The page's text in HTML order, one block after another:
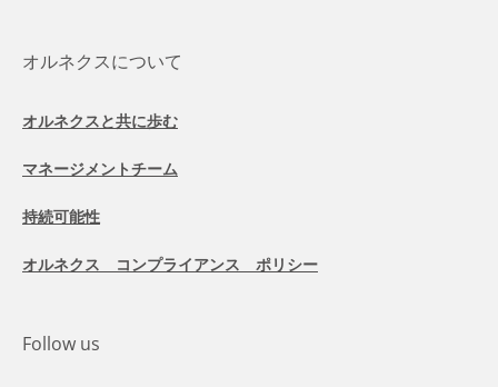
オルネクスについて
オルネクスと共に歩む
マネージメントチーム
持続可能性
オルネクス コンプライアンス ポリシー
Follow us